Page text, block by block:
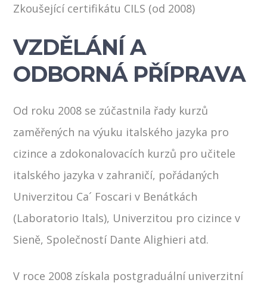
Zkoušející certifikátu CILS (od 2008)
VZDĚLÁNÍ A
ODBORNÁ PŘÍPRAVA
Od roku 2008 se zúčastnila řady kurzů
zaměřených na výuku italského jazyka pro
cizince a zdokonalovacích kurzů pro učitele
italského jazyka v zahraničí, pořádaných
Univerzitou Ca´ Foscari v Benátkách
(Laboratorio Itals), Univerzitou pro cizince v
Sieně, Společností Dante Alighieri atd.
V roce 2008 získala postgraduální univerzitní